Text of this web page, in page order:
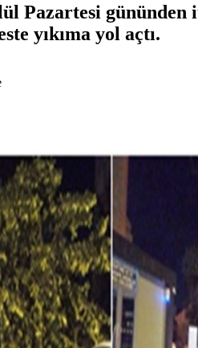
Pazartesi gününden
yıkıma yol açtı.